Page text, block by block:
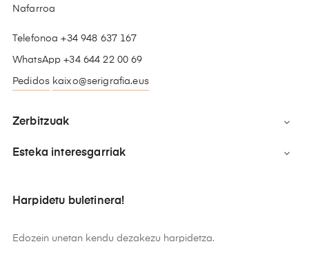
Nafarroa
Telefonoa +34 948 637 167
WhatsApp +34 644 22 00 69
Pedidos kaixo@serigrafia.eus
Zerbitzuak 
Esteka interesgarriak 
Harpidetu buletinera!
Edozein unetan kendu dezakezu harpidetza.